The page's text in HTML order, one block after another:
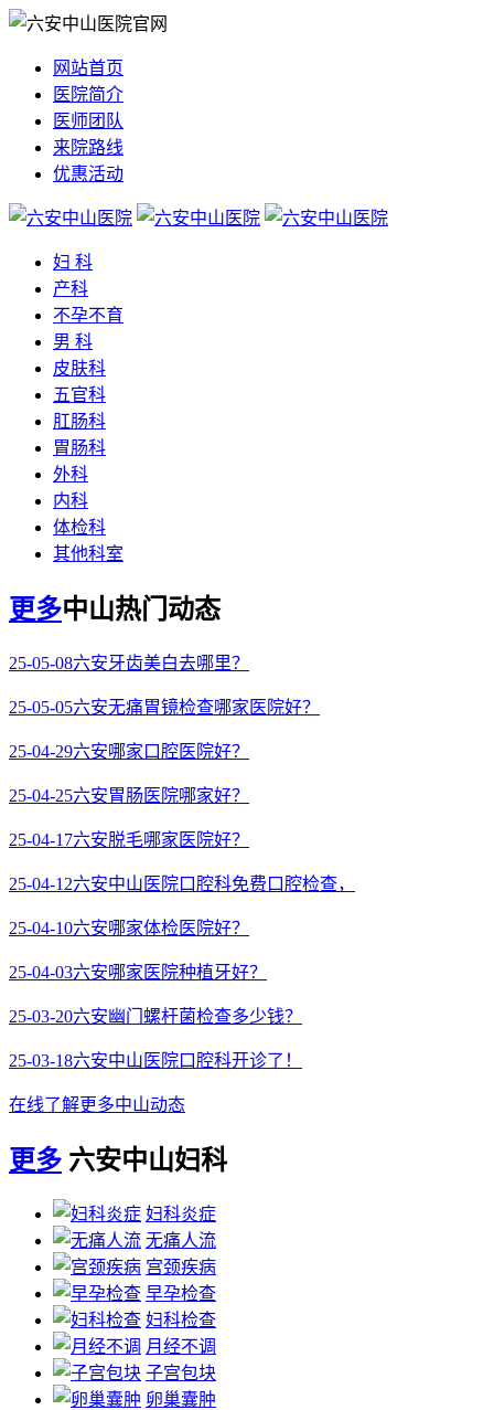
网站首页
医院简介
医师团队
来院路线
优惠活动
妇 科
产科
不孕不育
男 科
皮肤科
五官科
肛肠科
胃肠科
外科
内科
体检科
其他科室
更多中山热门动态
25-05-08六安牙齿美白去哪里？
25-05-05六安无痛胃镜检查哪家医院好？
25-04-29六安哪家口腔医院好？
25-04-25六安胃肠医院哪家好？
25-04-17六安脱毛哪家医院好？
25-04-12六安中山医院口腔科免费口腔检查，
25-04-10六安哪家体检医院好？
25-04-03六安哪家医院种植牙好？
25-03-20六安幽门螺杆菌检查多少钱？
25-03-18六安中山医院口腔科开诊了！
在线了解更多中山动态
更多 六安中山妇科
妇科炎症
无痛人流
宫颈疾病
早孕检查
妇科检查
月经不调
子宫包块
卵巢囊肿